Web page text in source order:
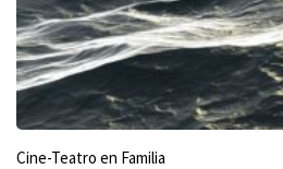
Cine-Teatro en Familia